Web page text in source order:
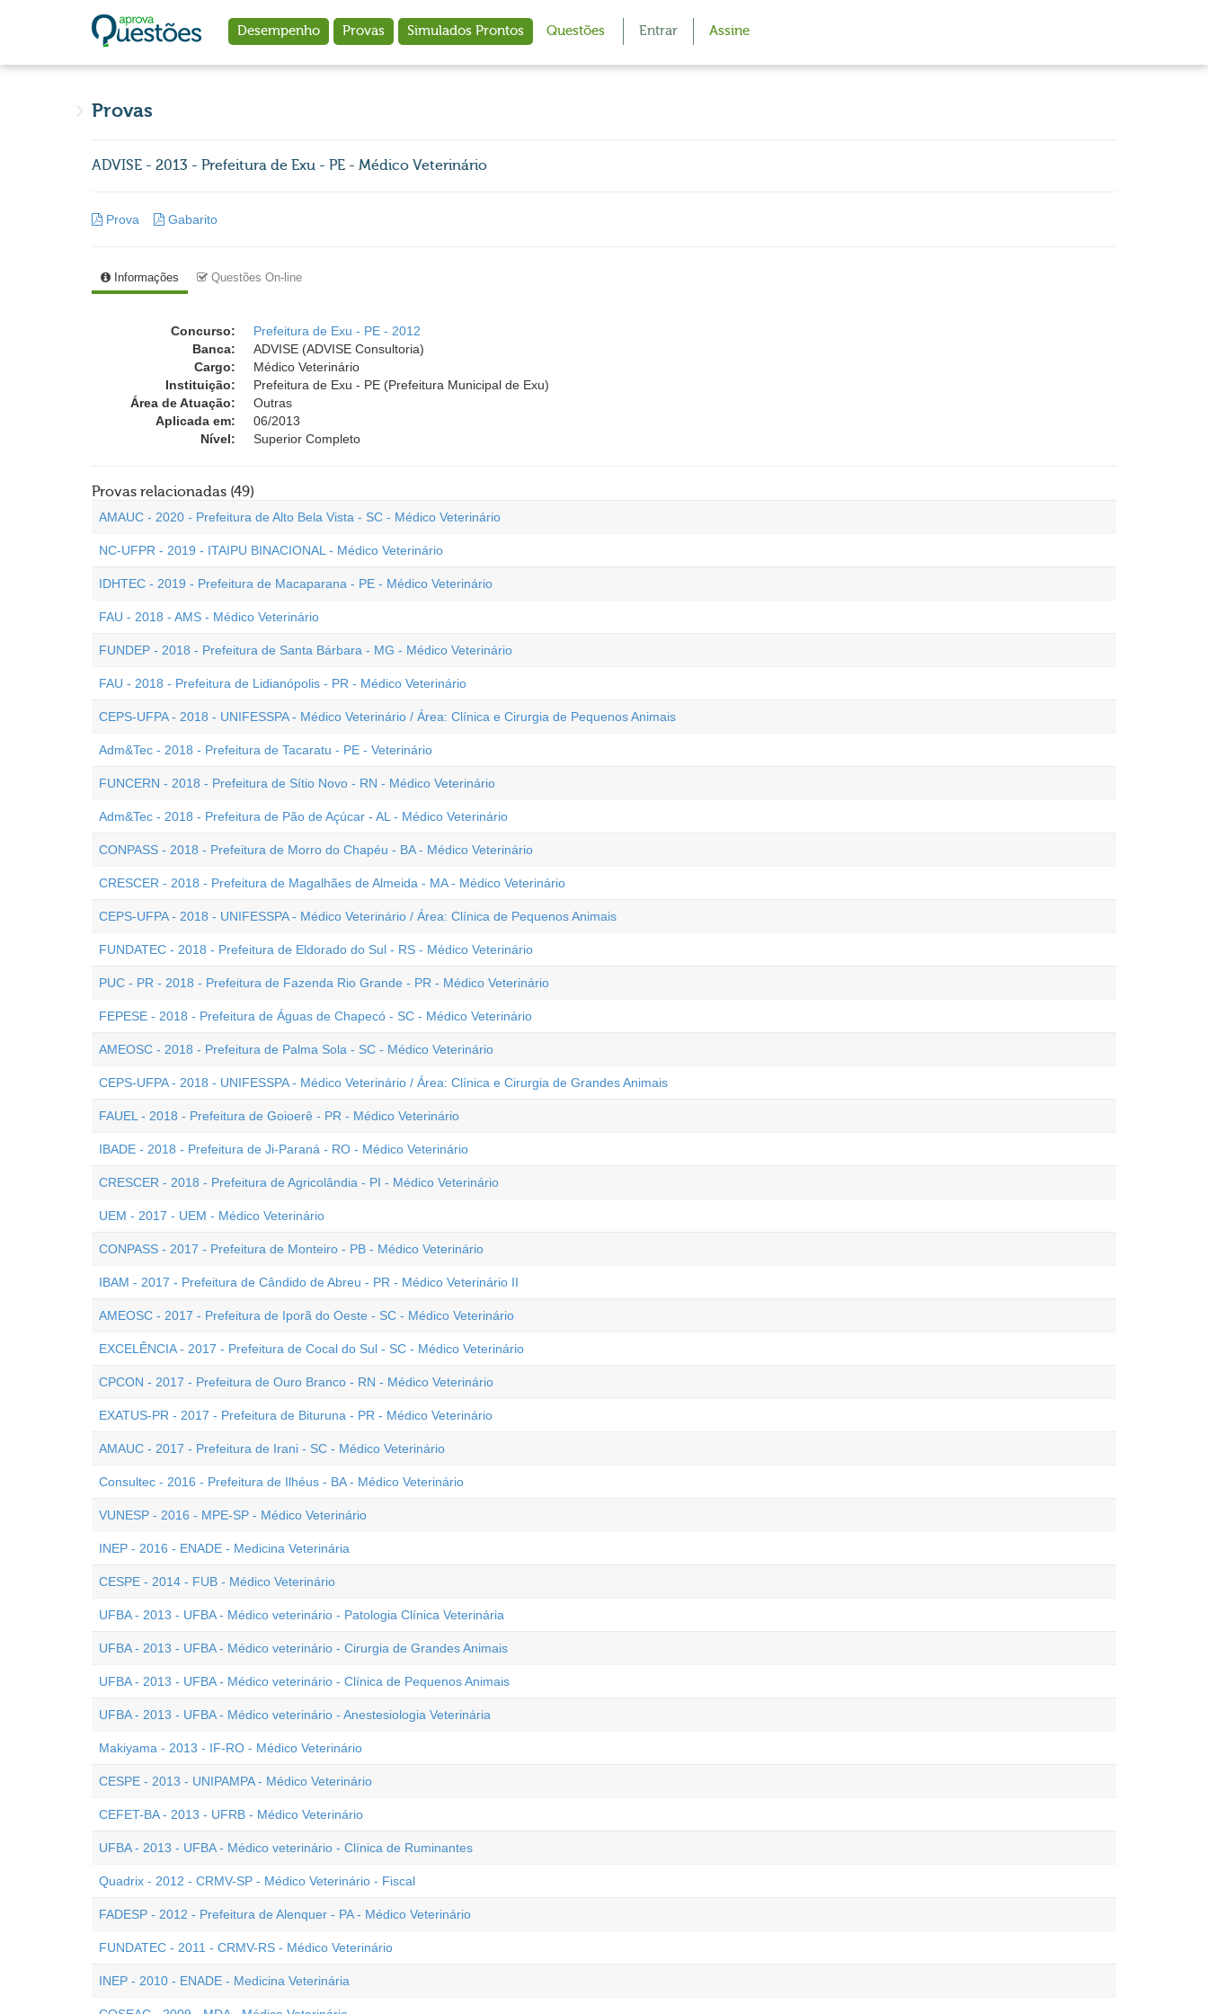
Desempenho Provas Simulados Prontos Questões Entrar Assine
Provas
ADVISE - 2013 - Prefeitura de Exu - PE - Médico Veterinário
Prova Gabarito
Informações Questões On-line
Concurso:
Prefeitura de Exu - PE - 2012
Banca:
ADVISE (ADVISE Consultoria)
Cargo:
Médico Veterinário
Instituição:
Prefeitura de Exu - PE (Prefeitura Municipal de Exu)
Área de Atuação:
Outras
Aplicada em:
06/2013
Nível:
Superior Completo
Provas relacionadas (49)
AMAUC - 2020 - Prefeitura de Alto Bela Vista - SC - Médico Veterinário
NC-UFPR - 2019 - ITAIPU BINACIONAL - Médico Veterinário
IDHTEC - 2019 - Prefeitura de Macaparana - PE - Médico Veterinário
FAU - 2018 - AMS - Médico Veterinário
FUNDEP - 2018 - Prefeitura de Santa Bárbara - MG - Médico Veterinário
FAU - 2018 - Prefeitura de Lidianópolis - PR - Médico Veterinário
CEPS-UFPA - 2018 - UNIFESSPA - Médico Veterinário / Área: Clínica e Cirurgia de Pequenos Animais
Adm&Tec - 2018 - Prefeitura de Tacaratu - PE - Veterinário
FUNCERN - 2018 - Prefeitura de Sítio Novo - RN - Médico Veterinário
Adm&Tec - 2018 - Prefeitura de Pão de Açúcar - AL - Médico Veterinário
CONPASS - 2018 - Prefeitura de Morro do Chapéu - BA - Médico Veterinário
CRESCER - 2018 - Prefeitura de Magalhães de Almeida - MA - Médico Veterinário
CEPS-UFPA - 2018 - UNIFESSPA - Médico Veterinário / Área: Clínica de Pequenos Animais
FUNDATEC - 2018 - Prefeitura de Eldorado do Sul - RS - Médico Veterinário
PUC - PR - 2018 - Prefeitura de Fazenda Rio Grande - PR - Médico Veterinário
FEPESE - 2018 - Prefeitura de Águas de Chapecó - SC - Médico Veterinário
AMEOSC - 2018 - Prefeitura de Palma Sola - SC - Médico Veterinário
CEPS-UFPA - 2018 - UNIFESSPA - Médico Veterinário / Área: Clínica e Cirurgia de Grandes Animais
FAUEL - 2018 - Prefeitura de Goioerê - PR - Médico Veterinário
IBADE - 2018 - Prefeitura de Ji-Paraná - RO - Médico Veterinário
CRESCER - 2018 - Prefeitura de Agricolândia - PI - Médico Veterinário
UEM - 2017 - UEM - Médico Veterinário
CONPASS - 2017 - Prefeitura de Monteiro - PB - Médico Veterinário
IBAM - 2017 - Prefeitura de Cândido de Abreu - PR - Médico Veterinário II
AMEOSC - 2017 - Prefeitura de Iporã do Oeste - SC - Médico Veterinário
EXCELÊNCIA - 2017 - Prefeitura de Cocal do Sul - SC - Médico Veterinário
CPCON - 2017 - Prefeitura de Ouro Branco - RN - Médico Veterinário
EXATUS-PR - 2017 - Prefeitura de Bituruna - PR - Médico Veterinário
AMAUC - 2017 - Prefeitura de Irani - SC - Médico Veterinário
Consultec - 2016 - Prefeitura de Ilhéus - BA - Médico Veterinário
VUNESP - 2016 - MPE-SP - Médico Veterinário
INEP - 2016 - ENADE - Medicina Veterinária
CESPE - 2014 - FUB - Médico Veterinário
UFBA - 2013 - UFBA - Médico veterinário - Patologia Clínica Veterinária
UFBA - 2013 - UFBA - Médico veterinário - Cirurgia de Grandes Animais
UFBA - 2013 - UFBA - Médico veterinário - Clínica de Pequenos Animais
UFBA - 2013 - UFBA - Médico veterinário - Anestesiologia Veterinária
Makiyama - 2013 - IF-RO - Médico Veterinário
CESPE - 2013 - UNIPAMPA - Médico Veterinário
CEFET-BA - 2013 - UFRB - Médico Veterinário
UFBA - 2013 - UFBA - Médico veterinário - Clínica de Ruminantes
Quadrix - 2012 - CRMV-SP - Médico Veterinário - Fiscal
FADESP - 2012 - Prefeitura de Alenquer - PA - Médico Veterinário
FUNDATEC - 2011 - CRMV-RS - Médico Veterinário
INEP - 2010 - ENADE - Medicina Veterinária